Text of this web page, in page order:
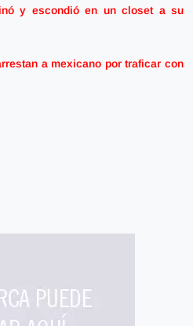
y escondió en un closet a su
a mexicano por traficar con